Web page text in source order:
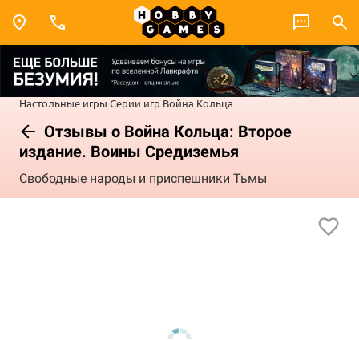
Настольные игры Серии игр Война Кольца
Отзывы о Война Кольца: Второе
издание. Воины Средиземья
Свободные народы и приспешники Тьмы